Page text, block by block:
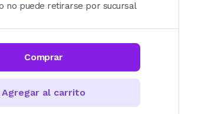
(sólo números)
CALCULAR
no puede retirarse por sucursal
Comprar
Agregar al carrito